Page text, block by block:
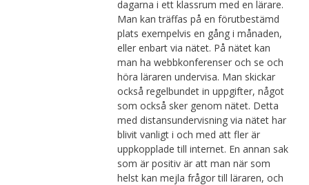
dagarna i ett klassrum med en lärare.
Man kan träffas på en förutbestämd
plats exempelvis en gång i månaden,
eller enbart via nätet. På nätet kan
man ha webbkonferenser och se och
höra läraren undervisa. Man skickar
också regelbundet in uppgifter, något
som också sker genom nätet. Detta
med distansundervisning via nätet har
blivit vanligt i och med att fler är
uppkopplade till internet. En annan sak
som är positiv är att man när som
helst kan mejla frågor till läraren, och